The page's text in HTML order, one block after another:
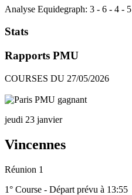
Analyse Equidegraph: 3 - 6 - 4 - 5
Stats
Rapports PMU
COURSES DU 27/05/2026
jeudi 23 janvier
Vincennes
Réunion 1
1° Course - Départ prévu à 13:55